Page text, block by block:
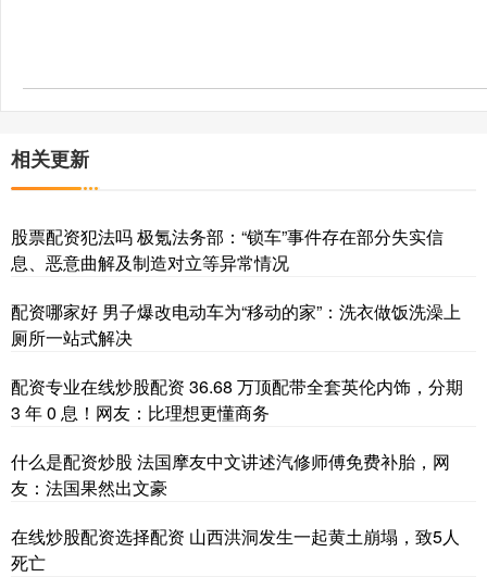
相关更新
股票配资犯法吗 极氪法务部：“锁车”事件存在部分失实信
息、恶意曲解及制造对立等异常情况
配资哪家好 男子爆改电动车为“移动的家”：洗衣做饭洗澡上
厕所一站式解决
配资专业在线炒股配资 36.68 万顶配带全套英伦内饰，分期
3 年 0 息！网友：比理想更懂商务
什么是配资炒股 法国摩友中文讲述汽修师傅免费补胎，网
友：法国果然出文豪
在线炒股配资选择配资 山西洪洞发生一起黄土崩塌，致5人
死亡